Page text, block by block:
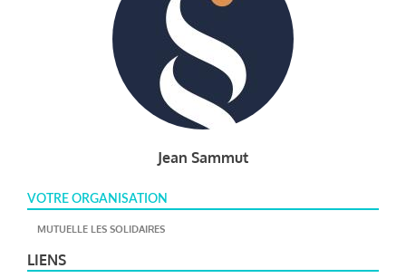
Jean Sammut
VOTRE ORGANISATION
MUTUELLE LES SOLIDAIRES
LIENS